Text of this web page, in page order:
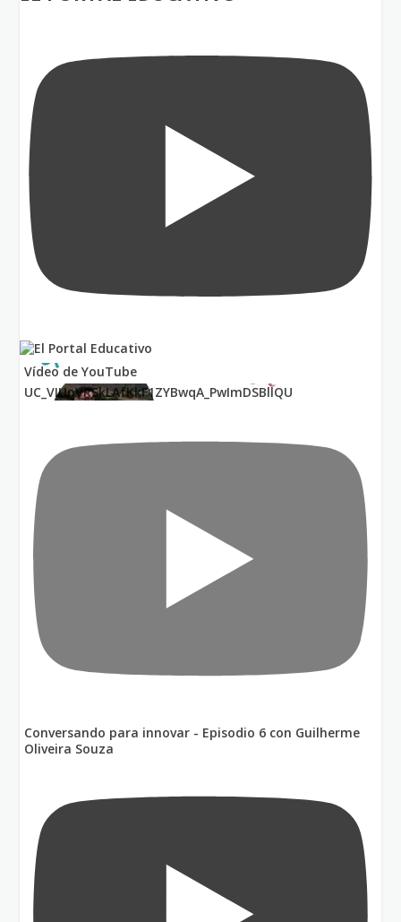
Vídeo de YouTube
UC_VIUnVRSkLAfKkF1ZYBwqA_PwImDSBllQU
Conversando para innovar - Episodio 6 con Guilherme
Oliveira Souza